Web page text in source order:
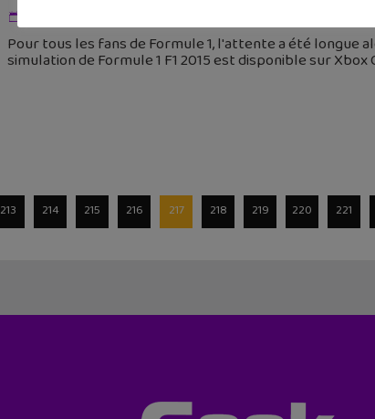
Pour tous les fans de Formule 1, l'attente a été longue
simulation de Formule 1 F1 2015 est disponible sur Xbox
213 214 215 216 217 218 219 220 221